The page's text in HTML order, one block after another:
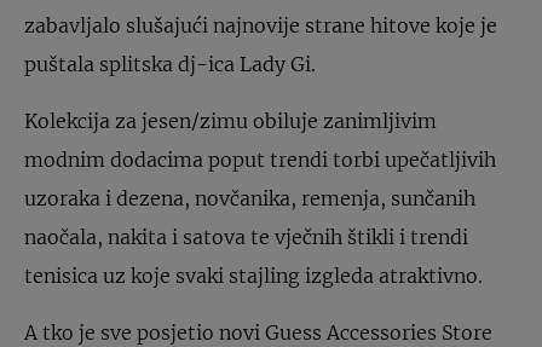
zabavljalo slušajući najnovije strane hitove koje je
puštala splitska dj-ica Lady Gi.
Kolekcija za jesen/zimu obiluje zanimljivim
modnim dodacima poput trendi torbi upečatljivih
uzoraka i dezena, novčanika, remenja, sunčanih
naočala, nakita i satova te vječnih štikli i trendi
tenisica uz koje svaki stajling izgleda atraktivno.
A tko je sve posjetio novi Guess Accessories Store